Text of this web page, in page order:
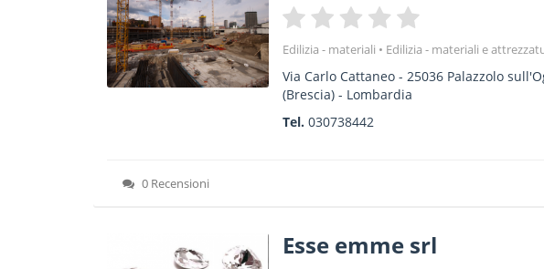
Edilizia - materiali Edilizia - materiali e
Via Carlo Cattaneo -25036 Palazzolo
(Brescia) - Lombardia
Tel.030738442
0 Recensioni
Esse emme srl